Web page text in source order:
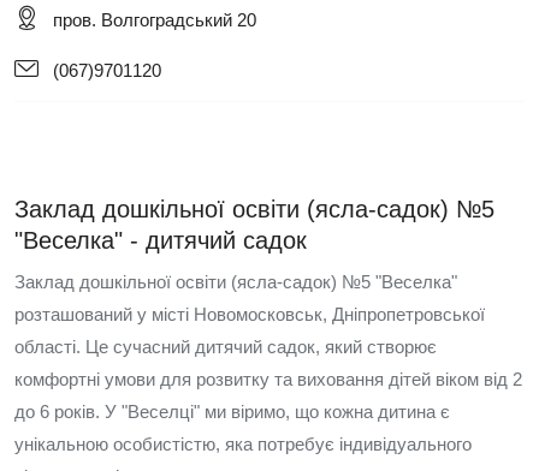
пров. Волгоградський 20
(067)9701120
Заклад дошкільної освіти (ясла-садок) №5
"Веселка" - дитячий садок
Заклад дошкільної освіти (ясла-садок) №5 "Веселка"
розташований у місті Новомосковськ, Дніпропетровської
області. Це сучасний дитячий садок, який створює
комфортні умови для розвитку та виховання дітей віком від 2
до 6 років. У "Веселці" ми віримо, що кожна дитина є
унікальною особистістю, яка потребує індивідуального